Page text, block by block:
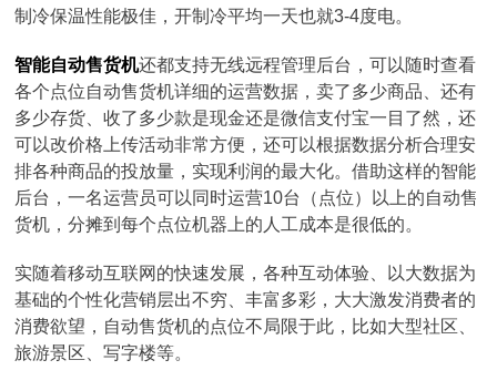
制冷保温性能极佳，开制冷平均一天也就3-4度电。
智能自动售货机还都支持无线远程管理后台，可以随时查看
各个点位自动售货机详细的运营数据，卖了多少商品、还有
多少存货、收了多少款是现金还是微信支付宝一目了然，还
可以改价格上传活动非常方便，还可以根据数据分析合理安
排各种商品的投放量，实现利润的最大化。借助这样的智能
后台，一名运营员可以同时运营10台（点位）以上的自动售
货机，分摊到每个点位机器上的人工成本是很低的。
实随着移动互联网的快速发展，各种互动体验、以大数据为
基础的个性化营销层出不穷、丰富多彩，大大激发消费者的
消费欲望，自动售货机的点位不局限于此，比如大型社区、
旅游景区、写字楼等。